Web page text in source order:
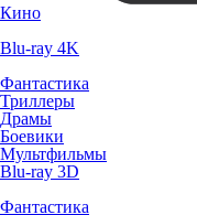
Кино
Blu-ray 4K
Фантастика
Триллеры
Драмы
Боевики
Мультфильмы
Blu-ray 3D
Фантастика